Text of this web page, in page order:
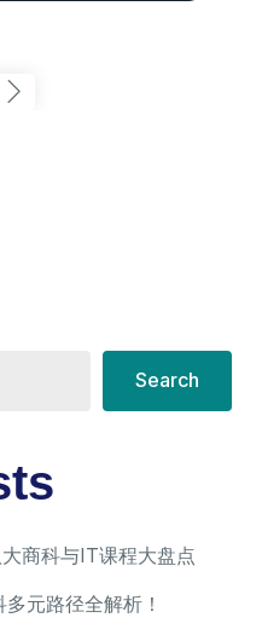
Search
商科与IT课程大盘点
元路径全解析！